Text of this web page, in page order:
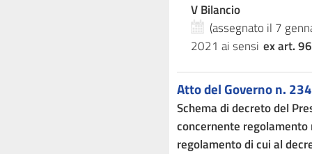
V Bilancio
(assegnato il 7
2021 ai sensi ex art.
Atto del Governo n. 234
Schema di decreto del
concernente
regolamento di cui al